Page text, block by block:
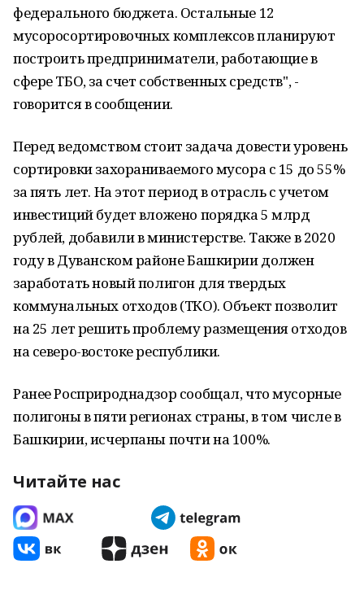
федерального бюджета. Остальные 12
мусоросортировочных комплексов планируют
построить предприниматели, работающие в
сфере ТБО, за счет собственных средств", -
говорится в сообщении.
Перед ведомством стоит задача довести уровень
сортировки захораниваемого мусора с 15 до 55%
за пять лет. На этот период в отрасль с учетом
инвестиций будет вложено порядка 5 млрд
рублей, добавили в министерстве. Также в 2020
году в Дуванском районе Башкирии должен
заработать новый полигон для твердых
коммунальных отходов (ТКО). Объект позволит
на 25 лет решить проблему размещения отходов
на северо-востоке республики.
Ранее Росприроднадзор сообщал, что мусорные
полигоны в пяти регионах страны, в том числе в
Башкирии, исчерпаны почти на 100%.
Читайте нас